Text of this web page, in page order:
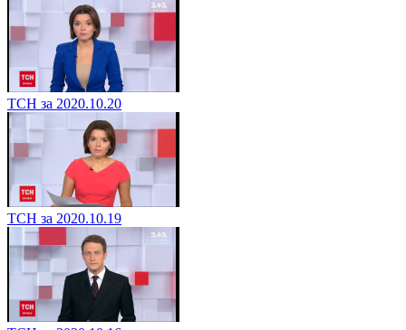
ТСН за 2020.10.20
ТСН за 2020.10.19